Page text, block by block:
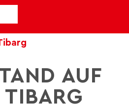
AUF
TIBARG